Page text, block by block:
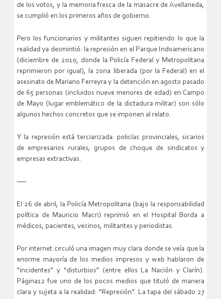
de los votos, y la memoria fresca de la masacre de Avellaneda,
se cumplió en los primeros años de gobierno.
Pero los funcionarios y militantes siguen repitiendo lo que la
realidad ya desmintió: la represión en el Parque Indoamericano
(diciembre de 2010, donde la Policía Federal y Metropolitana
reprimieron por igual), la zona liberada (por la Federal) en el
asesinato de Mariano Ferreyra y la detención en agosto pasado
de 65 personas (incluidos nueve menores de edad) en Campo
de Mayo (lugar emblemático de la dictadura militar) son sólo
algunos hechos concretos que se imponen al relato.
Y la represión está terciarizada: policías provinciales, sicarios
de empresarios rurales, grupos de choque de sindicatos y
empresas extractivas.
—–
El 26 de abril, la Policía Metropolitana (bajo la responsabilidad
política de Mauricio Macri) reprimió en el Hospital Borda a
médicos, pacientes, vecinos, militantes y periodistas.
Por internet circuló una imagen muy clara donde se veía que la
enorme mayoría de los medios impresos y web hablaron de
“incidentes” y “disturbios” (entre ellos La Nación y Clarín).
Página12 fue uno de los pocos medios que tituló de manera
clara y sujeta a la realidad: “Represión”. La tapa del sábado 27